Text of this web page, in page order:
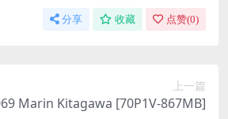
分享 收藏 点赞(0)
上一篇
Marin Kitagawa [70P1V-867MB]